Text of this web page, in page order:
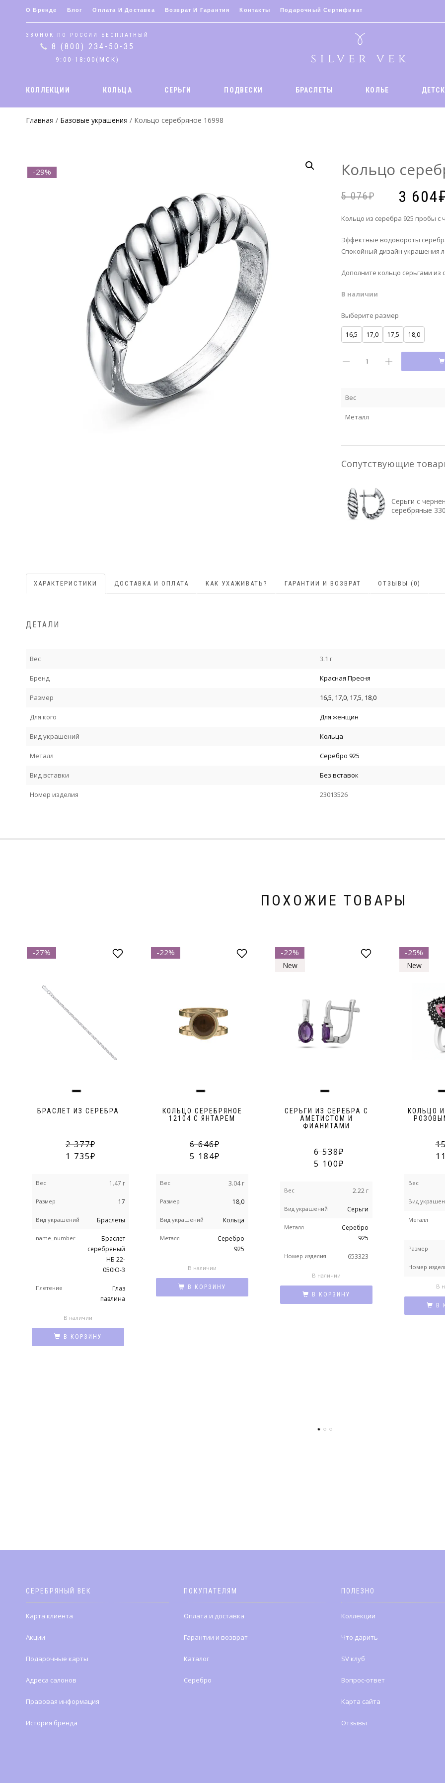
О Бренде Блог Оплата И Доставка Возврат И Гарантия Контакты Подарочный Сертификат
ЗВОНОК ПО РОССИИ БЕСПЛАТНЫЙ
8 (800) 234-50-35
9:00-18:00(МСК)
КОЛЛЕКЦИИ КОЛЬЦА СЕРЬГИ ПОДВЕСКИ БРАСЛЕТЫ КОЛЬЕ
Главная / Базовые украшения / Кольцо серебряное 16998
-29% Кольцо
5 076 3 604
Кольцо из серебра 925 пробы
Эффектные водовороты
Спокойный дизайн украшения
Дополните кольцо серьгами
В наличии
Выберите размер
16,5 17,0 17,5 18,0
Вес
Металл
Сопутствующие
Серьги с
серебряные
ХАРАКТЕРИСТИКИ ДОСТАВКА И ОПЛАТА КАК УХАЖИВАТЬ? ГАРАНТИИ И ВОЗВРАТ ОТЗЫВЫ (0)
ДЕТАЛИ
Вес 3.1 г
Бренд Красная Пресня
Размер 16,5, 17,0, 17,5, 18,0
Для кого Для женщин
Вид украшений Кольца
Металл Серебро 925
Вид вставки Без вставок
Номер изделия 23013526
ПОХОЖИЕ ТОВАРЫ
БРАСЛЕТ ИЗ СЕРЕБРА
-27%
2 377
1 735
Вес 1.47 г
Размер 17
Вид украшений Браслеты
name_number
Браслет
серебряный
НБ 22-
050Ю-3
Плетение
Глаз
павлина
В наличии
В КОРЗИНУ
КОЛЬЦО СЕРЕБРЯНОЕ
12104 С ЯНТАРЕМ
-22%
6 646
5 184
Вес 3.04 г
Размер 18,0
Вид украшений Кольца
Металл
Серебро
925
В наличии
В КОРЗИНУ
New
СЕРЬГИ ИЗ СЕРЕБРА С
АМЕТИСТОМ И
ФИАНИТАМИ
-22%
6 538
5 100
Вес 2.22 г
Вид украшений Серьги
Металл
Серебро
925
Номер изделия 653323
В наличии
В КОРЗИНУ
New
КОЛЬЦО
-25%
Вес
Вид
Металл
Размер
Номер
В
В
СЕРЕБРЯНЫЙ ВЕК
Карта клиента
Акции
Подарочные карты
Адреса салонов
Правовая информация
История бренда
ПОКУПАТЕЛЯМ
Оплата и доставка
Гарантии и возврат
Каталог
Серебро
ПОЛЕЗНО
Коллекции
Что дарить
SV клуб
Вопрос-ответ
Карта сайта
Отзывы